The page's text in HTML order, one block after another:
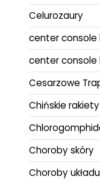
Celurozaury
center
center
Cesarzowe
Chińskie
Choroby skóry
Choroby